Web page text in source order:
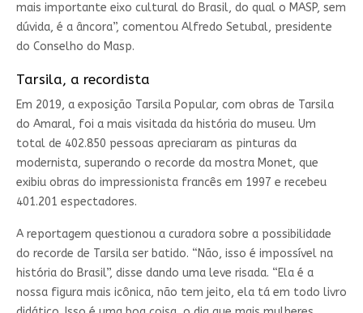
mais importante eixo cultural do Brasil, do qual o MASP, sem
dúvida, é a âncora”, comentou Alfredo Setubal, presidente
do Conselho do Masp.
Tarsila, a recordista
Em 2019, a exposição Tarsila Popular, com obras de Tarsila
do Amaral, foi a mais visitada da história do museu. Um
total de 402.850 pessoas apreciaram as pinturas da
modernista, superando o recorde da mostra Monet, que
exibiu obras do impressionista francês em 1997 e recebeu
401.201 espectadores.
A reportagem questionou a curadora sobre a possibilidade
do recorde de Tarsila ser batido. “Não, isso é impossível na
história do Brasil”, disse dando uma leve risada. “Ela é a
nossa figura mais icônica, não tem jeito, ela tá em todo livro